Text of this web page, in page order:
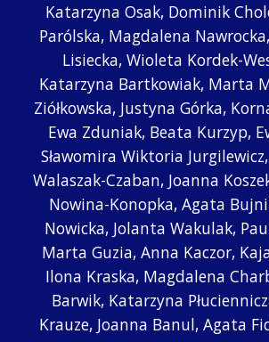
Katarzyna Osak, Dominik
Parólska, Magdalena
Lisiecka, Wioleta Kordek-
Katarzyna Bartkowiak, Marta
Ziółkowska, Justyna Górka,
Ewa Zduniak, Beata Kurzyp,
Sławomira Wiktoria
Walaszak-Czaban, Joanna
Nowina-Konopka, Agata
Nowicka, Jolanta Wakulak,
Marta Guzia, Anna Kaczor,
Ilona Kraska, Magdalena
Barwik, Katarzyna
Krauze, Joanna Banul, Agata